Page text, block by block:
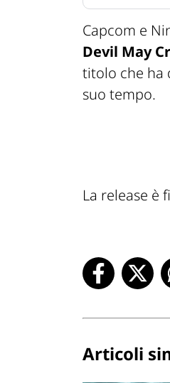
Capcom e
Devil May
titolo che ha
suo tempo.
La release è
Articoli